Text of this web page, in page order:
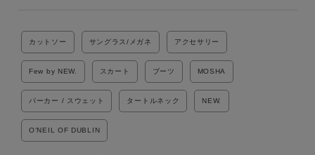
カットソー サングラス/メガネ アクセサリー
Few by NEW. スカート ブーツ MOSHA
パーカー / スウェット タートルネック NEW.
O'NEIL OF DUBLIN